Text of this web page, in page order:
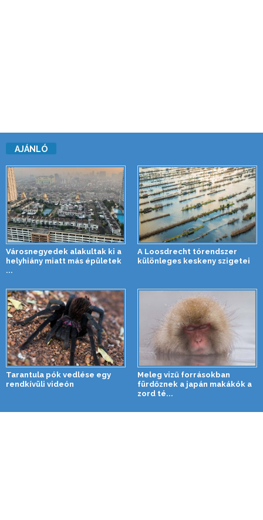
AJÁNLÓ
Városnegyedek alakultak ki a
helyhiány miatt más épületek
...
A Loosdrecht tórendszer
különleges keskeny szigetei
Tarantula pók vedlése egy
rendkívüli videón
Meleg vizű forrásokban
fürdőznek a japán makákók a
zord té...